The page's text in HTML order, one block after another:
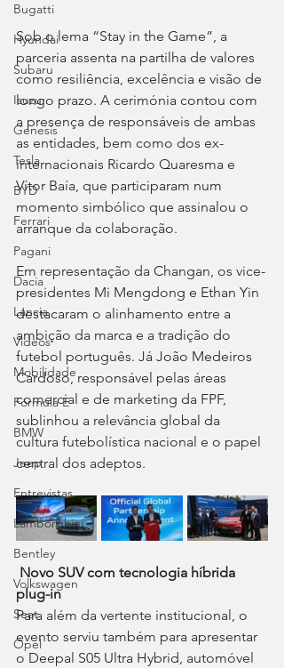
Bugatti
Hyundai
Subaru
Isuzu
Genesis
Tesla
BYD
Ferrari
Pagani
Dacia
Lancia
Videos
Mobilidade
Fórmula E
BMW
Jeep
Entrevistas
Lamborghini
Bentley
Volkswagen
Seat
Opel
Sob o lema “Stay in the Game”, a
parceria assenta na partilha de valores
como resiliência, excelência e visão de
longo prazo. A cerimónia contou com
a presença de responsáveis de ambas
as entidades, bem como dos ex-
internacionais Ricardo Quaresma e
Vítor Baía, que participaram num
momento simbólico que assinalou o
arranque da colaboração.
Em representação da Changan, os vice-
presidentes Mi Mengdong e Ethan Yin
destacaram o alinhamento entre a
ambição da marca e a tradição do
futebol português. Já João Medeiros
Cardoso, responsável pelas áreas
comercial e de marketing da FPF,
sublinhou a relevância global da
cultura futebolística nacional e o papel
central dos adeptos.
Novo SUV com tecnologia híbrida
plug-in
Para além da vertente institucional, o
evento serviu também para apresentar
o Deepal S05 Ultra Hybrid, automóvel